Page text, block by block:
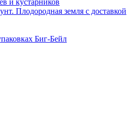
и кустарников
Плодородная земля с доставкой
Биг-Бейл